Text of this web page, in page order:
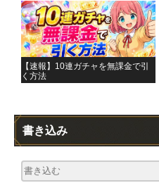
【速報】10連ガチャを無課金で引
く方法
書き込み